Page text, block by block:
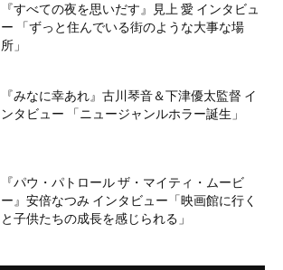
『すべての夜を思いだす』見上 愛 インタビュ
ー 「ずっと住んでいる街のような大事な場
所」
『みなに幸あれ』古川琴音＆下津優太監督 イ
ンタビュー 「ニュージャンルホラー誕生」
『パウ・パトロール ザ・マイティ・ムービ
ー』安倍なつみ インタビュー「映画館に行く
と子供たちの成長を感じられる」